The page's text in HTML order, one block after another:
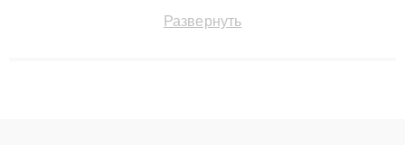
сохранением гарантии до 3 лет. Наши мастера решают
Развернуть